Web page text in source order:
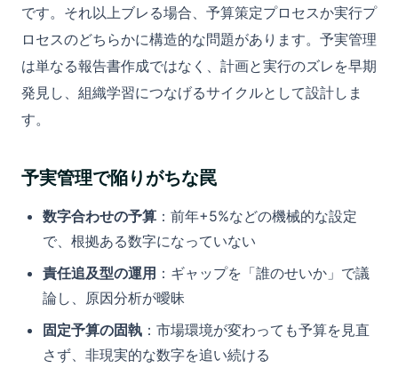
です。それ以上ブレる場合、予算策定プロセスか実行プ
ロセスのどちらかに構造的な問題があります。予実管理
は単なる報告書作成ではなく、計画と実行のズレを早期
発見し、組織学習につなげるサイクルとして設計しま
す。
予実管理で陥りがちな罠
数字合わせの予算 ：前年+5%などの機械的な設定
で、根拠ある数字になっていない
責任追及型の運用 ：ギャップを「誰のせいか」で議
論し、原因分析が曖昧
固定予算の固執 ：市場環境が変わっても予算を見直
さず、非現実的な数字を追い続ける